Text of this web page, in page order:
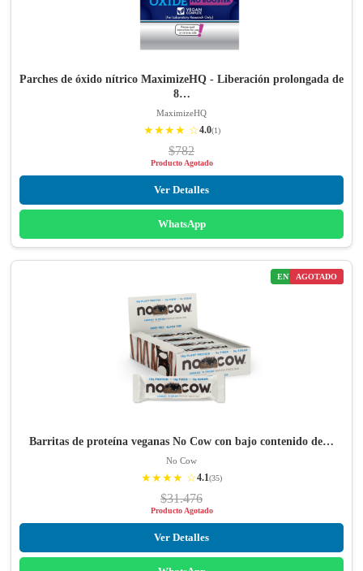
Parches de óxido nítrico MaximizeHQ - Liberación prolongada de
8…
MaximizeHQ
★★★★ ☆4.0(1)
$782
Producto Agotado
Ver Detalles
WhatsApp
ENVÍO GRATIS
AGOTADO
Barritas de proteína veganas No Cow con bajo contenido de…
No Cow
★★★★ ☆4.1(35)
$31.476
Producto Agotado
Ver Detalles